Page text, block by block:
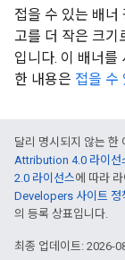
접을 수 있는 배너
고를 더 작은 크기
입니다. 이 배너를
한 내용은 접을 수
달리 명시되지 않는 한
Attribution 4.0 라이선
2.0 라이선스에 따라
Developers 사이트 정
의 등록 상표입니다.
최종 업데이트: 2026-